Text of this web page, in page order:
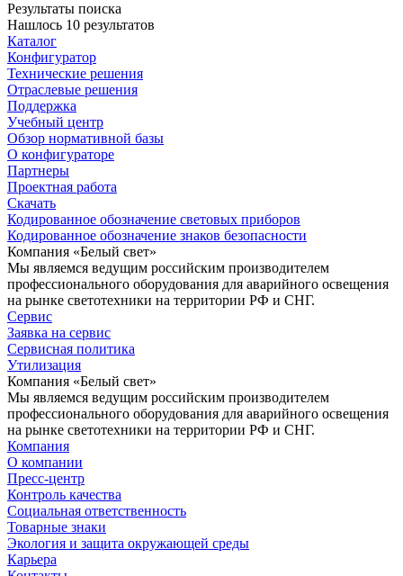
Результаты поиска
Нашлось 10 результатов
Каталог
Конфигуратор
Технические решения
Отраслевые решения
Поддержка
Учебный центр
Обзор нормативной базы
О конфигураторе
Партнеры
Проектная работа
Скачать
Кодированное обозначение световых приборов
Кодированное обозначение знаков безопасности
Компания «Белый свет»
Мы являемся ведущим российским производителем
профессионального оборудования для аварийного освещения
на рынке светотехники на территории РФ и СНГ.
Сервис
Заявка на сервис
Сервисная политика
Утилизация
Компания «Белый свет»
Мы являемся ведущим российским производителем
профессионального оборудования для аварийного освещения
на рынке светотехники на территории РФ и СНГ.
Компания
О компании
Пресс-центр
Контроль качества
Социальная ответственность
Товарные знаки
Экология и защита окружающей среды
Карьера